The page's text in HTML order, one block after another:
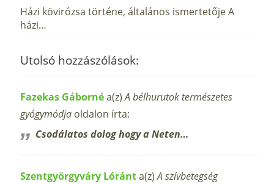
Házi kövirózsa történe, általános ismertetője A
házi…
Utolsó hozzászólások:
Fazekas Gábornéa(z)A bélhurutok természetes
gyógymódja oldalon írta:
Csodálatos dolog hogy a Neten…
Szentgyörgyváry Lóránta(z)A szívbetegség